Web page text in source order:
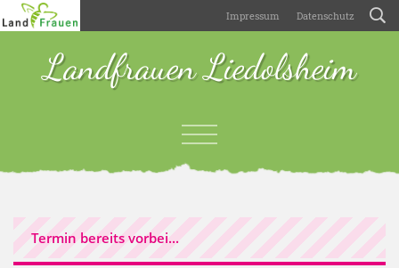
Impressum Datenschutz
Landfrauen Liedolsheim
Termin bereits vorbei...